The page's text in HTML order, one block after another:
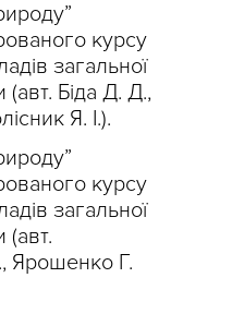
курсу
загальної
(авт. Біда Д. Д.,
Я. І.).
курсу
загальної
(авт.
Ярошенко Г.